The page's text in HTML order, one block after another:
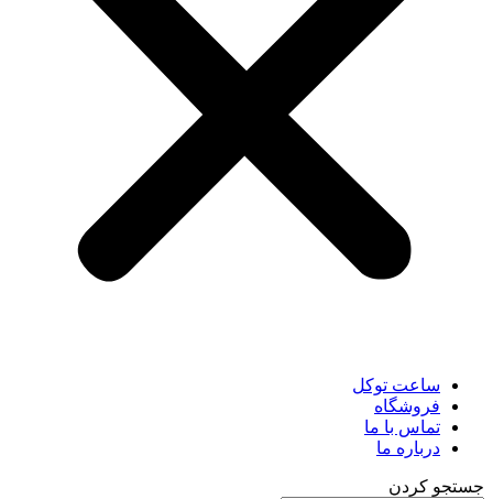
ساعت توکل
فروشگاه
تماس با ما
درباره ما
جستجو کردن